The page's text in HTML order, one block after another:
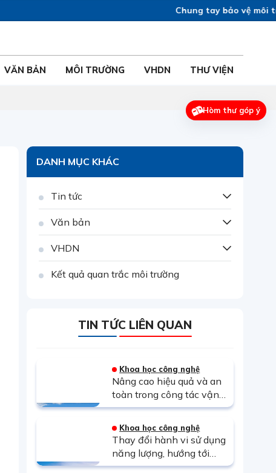
Chung tay bảo vệ môi
VĂN BẢN MÔI TRƯỜNG VHDN THƯ VIỆN
DANH MỤC KHÁC
Tin tức
Văn bản
VHDN
Kết quả quan trắc môi trường
TIN TỨC LIÊN QUAN
Khoa học công nghệ
Nâng cao hiệu quả và an
toàn trong công tác vận
hành và bảo trì Nhà máy
bằng UAV tích hợp AI
Khoa học công nghệ
Thay đổi hành vi sử dụng
năng lượng, hướng tới
Net Zero
Hòm thư góp ý